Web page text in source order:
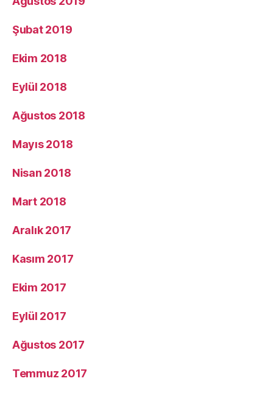
Şubat 2019
Ekim 2018
Eylül 2018
Ağustos 2018
Mayıs 2018
Nisan 2018
Mart 2018
Aralık 2017
Kasım 2017
Ekim 2017
Eylül 2017
Ağustos 2017
Temmuz 2017